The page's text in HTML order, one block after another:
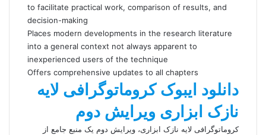
to facilitate practical work, comparison of results, and
decision-making
Places modern developments in the research literature
into a general context not always apparent to
inexperienced users of the technique
Offers comprehensive updates to all chapters
دانلود ایبوک کروماتوگرافی لایه
نازک ابزاری ویرایش دوم
کروماتوگرافی لایه نازک ابزاری، ویرایش دوم یک منبع جامع از